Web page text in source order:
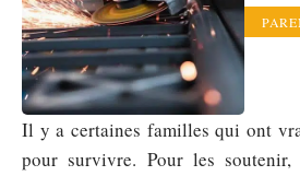
Il y a certaines familles qui ont
pour survivre. Pour les